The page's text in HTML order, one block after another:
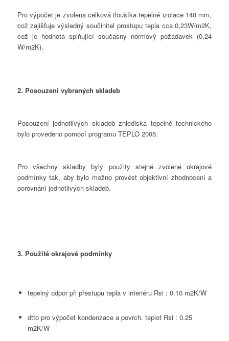
Pro výpočet je zvolena celková tloušťka tepelné izolace 140 mm,
což zajišťuje výsledný součinitel prostupu tepla cca 0,23W/m2K,
což je hodnota splňující současný normový požadavek (0,24
W/m2K).
2. Posouzení vybraných skladeb
Posouzení jednotlivých skladeb zhlediska tepelně technického
bylo provedeno pomocí programu TEPLO 2005.
Pro všechny skladby byly použity stejné zvolené okrajové
podmínky tak, aby bylo možno provést objektivní zhodnocení a
porovnání jednotlivých skladeb.
3. Použité okrajové podmínky
tepelný odpor při přestupu tepla v interiéru Rsi : 0.10 m2K/W
dtto pro výpočet kondenzace a povrch. teplot Rsi : 0.25
m2K/W